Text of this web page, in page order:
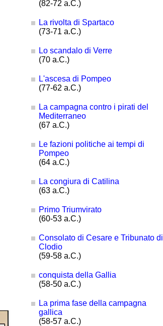
(82-72 a.C.)
La rivolta di Spartaco
(73-71 a.C.)
Lo scandalo di Verre
(70 a.C.)
L'ascesa di Pompeo
(77-62 a.C.)
La campagna contro i pirati del
Mediterraneo
(67 a.C.)
Le fazioni politiche ai tempi di
Pompeo
(64 a.C.)
La congiura di Catilina
(63 a.C.)
Primo Triumvirato
(60-53 a.C.)
Consolato di Cesare e Tribunato di
Clodio
(59-58 a.C.)
conquista della Gallia
(58-50 a.C.)
La prima fase della campagna
gallica
(58-57 a.C.)